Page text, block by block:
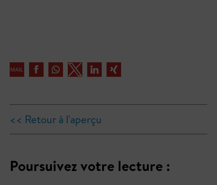
<< Retour à l'aperçu
Poursuivez votre lecture :